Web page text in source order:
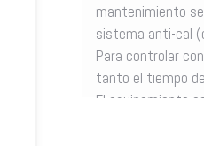
mantenimiento
sistema anti-cal
Para controlar
tanto el tiempo
El equipamiento